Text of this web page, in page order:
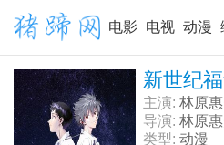
电影 电视 动漫
新世纪
主演: 林原
田彰,三石琴
武人,山口由
导演: 林原
类型: 动漫